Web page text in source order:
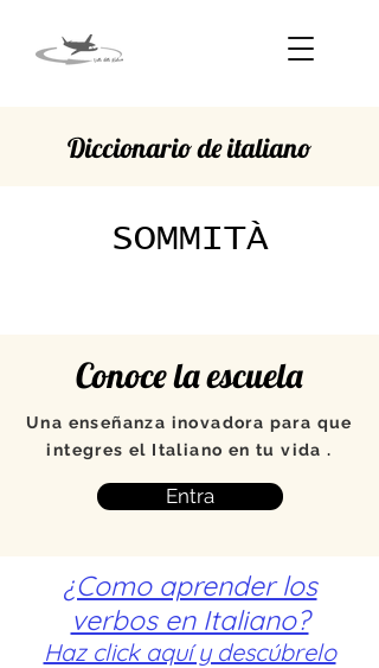
Diccionario de italiano
SOMMITÀ
Conoce la escuela
Una enseñanza inovadora para que
integres el Italiano en tu vida .
Entra
¿Como aprender los
verbos en Italiano?
Haz click aquí y descúbrelo